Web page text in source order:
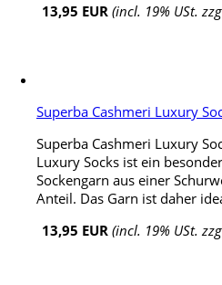
13,95 EUR (incl. 19% USt.
Superba Cashmeri Luxury
Superba Cashmeri Luxury
Luxury Socks ist ein
Sockengarn aus einer
Anteil. Das Garn ist daher
13,95 EUR (incl. 19% USt.